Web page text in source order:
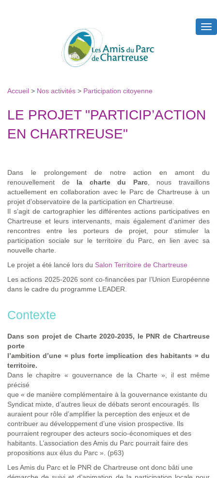
Accueil > Nos activités > Participation citoyenne
LE PROJET "PARTICIP’ACTION
EN CHARTREUSE"
Dans le prolongement de notre action en amont du
renouvellement de la charte du Parc, nous travaillons
actuellement en collaboration avec le Parc de Chartreuse à un
projet d’observatoire de la participation en Chartreuse.
Il s’agit de cartographier les différentes actions participatives en
Chartreuse et leurs intervenants, mais également d’animer des
rencontres entre les porteurs de projet, pour stimuler la
participation sociale sur le territoire du Parc, en lien avec sa
nouvelle charte.
Le projet a été lancé lors du Salon Territoire de Chartreuse
Les actions 2025-2026 sont co-financées par l’Union Européenne
dans le cadre du programme LEADER.
Contexte
Dans son projet de Charte 2020-2035, le PNR de Chartreuse
porte
l’ambition d’une « plus forte implication des habitants » du
territoire.
Dans le chapitre « gouvernance de la Charte », il est même
précisé
que « de manière complémentaire à la gouvernance existante du
Syndicat mixte, d’autres lieux de débats seront encouragés. Ils
auraient pour rôle d’amplifier la perception des enjeux et de
contribuer au développement d’une vision prospective. Ils
pourraient regrouper des acteurs socio-économiques et des
habitants. L’association des Amis du Parc pourrait faire des
propositions aux élus du Parc ». (p63)
Les Amis du Parc et le PNR de Chartreuse ont donc bâti une